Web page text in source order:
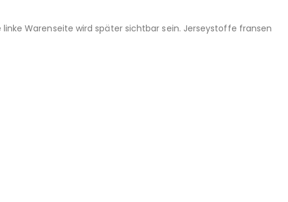
Warenseite wird später sichtbar sein. Jerseystoffe fransen